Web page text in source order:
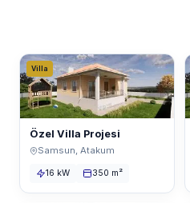
Villa
Özel Villa Projesi
Samsun, Atakum
16 kW 350 m²